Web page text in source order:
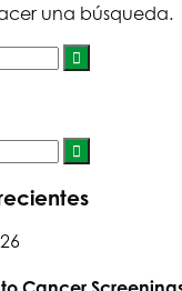
una búsqueda.